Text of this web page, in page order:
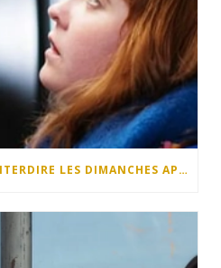
QUELQU’UN DEVRAIT INTERDIRE LES DIMANCHES APRÈS-MIDI